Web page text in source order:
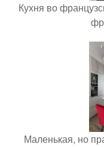
Кухня во
Маленькая, но